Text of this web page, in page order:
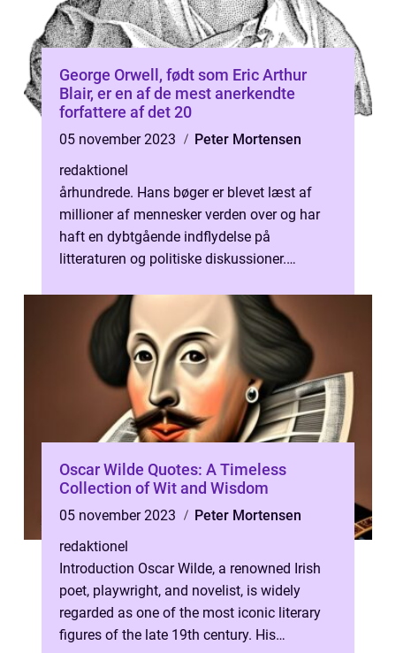
George Orwell, født som Eric Arthur
Blair, er en af de mest anerkendte
forfattere af det 20
05 november 2023
Peter Mortensen
redaktionel
århundrede. Hans bøger er blevet læst af
millioner af mennesker verden over og har
haft en dybtgående indflydelse på
litteraturen og politiske diskussioner.
Oscar Wilde Quotes: A Timeless
Collection of Wit and Wisdom
05 november 2023
Peter Mortensen
redaktionel
Introduction Oscar Wilde, a renowned Irish
poet, playwright, and novelist, is widely
regarded as one of the most iconic literary
figures of the late 19th century. His